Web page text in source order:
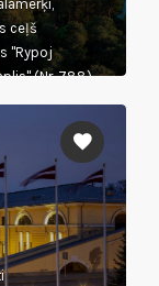
ceļš
"Rypoj
(Nr. 788)